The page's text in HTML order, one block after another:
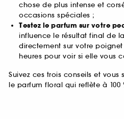
chose de plus intense et
occasions spéciales ;
Testez le parfum sur votre
influence le résultat final de
directement sur votre
heures pour voir si elle vous
Suivez ces trois conseils et vous
le parfum floral qui reflète à 100